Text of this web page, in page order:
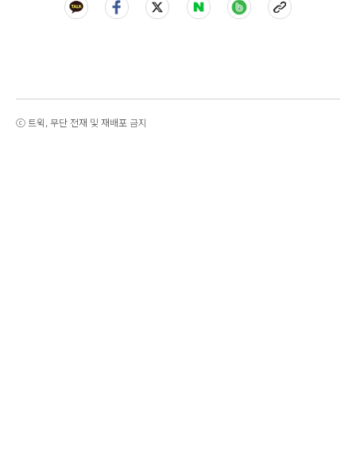
ⓒ 트윅, 무단 전재 및 재배포 금지